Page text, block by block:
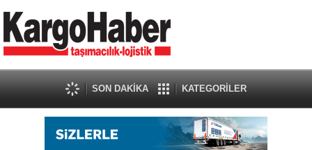
SON DAKİKA KATEGORİLER